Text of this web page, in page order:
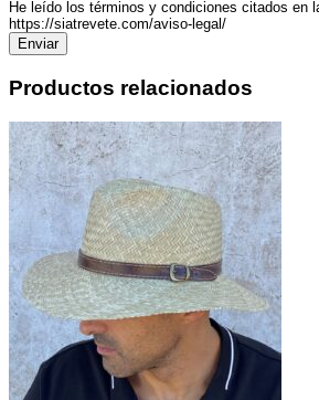
He leído los términos y condiciones citados en
https://siatrevete.com/aviso-legal/
Productos relacionados